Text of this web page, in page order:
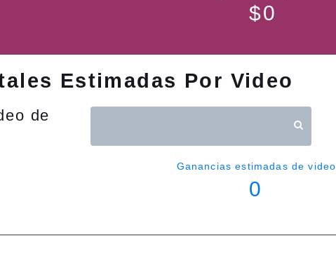
$0
Estimadas Por Video
de
Ganancias estimadas de video
0